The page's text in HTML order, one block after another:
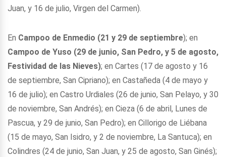
Juan, y 16 de julio, Virgen del Carmen).
En Campoo de Enmedio (21 y 29 de septiembre); en
Campoo de Yuso (29 de junio, San Pedro, y 5 de agosto,
Festividad de las Nieves); en Cartes (17 de agosto y 16
de septiembre, San Cipriano); en Castañeda (4 de mayo y
16 de julio); en Castro Urdiales (26 de junio, San Pelayo, y 30
de noviembre, San Andrés); en Cieza (6 de abril, Lunes de
Pascua, y 29 de junio, San Pedro); en Cillorigo de Liébana
(15 de mayo, San Isidro, y 2 de noviembre, La Santuca); en
Colindres (24 de junio, San Juan, y 25 de agosto, San Ginés);